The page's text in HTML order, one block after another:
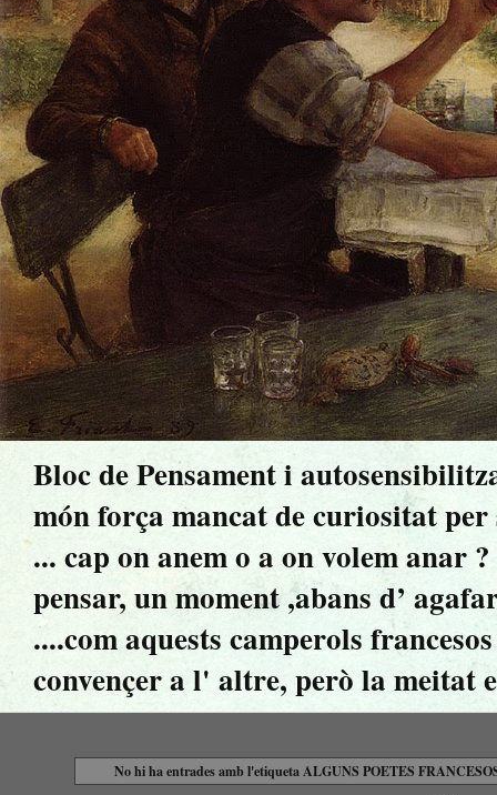
Bloc de Pensament i
món força mancat de curiositat per
... cap on anem o a on volem anar
pensar, un moment ,abans d’
....com aquests camperols
convençer a l' altre, però la meitat
No hi ha entrades amb l'etiquetaALGUNS POETES